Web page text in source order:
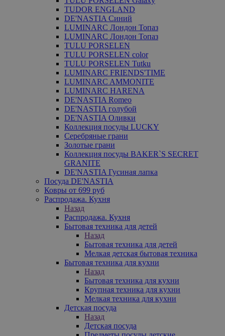
TUDOR ENGLAND
DE'NASTIA Синий
LUMINARC Лондон Топаз
LUMINARC Лондон Топаз
TULU PORSELEN
TULU PORSELEN color
TULU PORSELEN Tutku
LUMINARC FRIENDS'TIME
LUMINARC AMMONITE
LUMINARC HARENA
DE'NASTIA Romeo
DE'NASTIA голубой
DE'NASTIA Оливки
Коллекция посуды LUCKY
Серебряные грани
Золотые грани
Коллекция посуды BAKER`S SECRET
GRANITE
DE'NASTIA Гусиная лапка
Посуда DE'NASTIA
Ковры от 699 руб
Распродажа. Кухня
Назад
Распродажа. Кухня
Бытовая техника для детей
Назад
Бытовая техника для детей
Мелкая детская бытовая техника
Бытовая техника для кухни
Назад
Бытовая техника для кухни
Крупная техника для кухни
Мелкая техника для кухни
Детская посуда
Назад
Детская посуда